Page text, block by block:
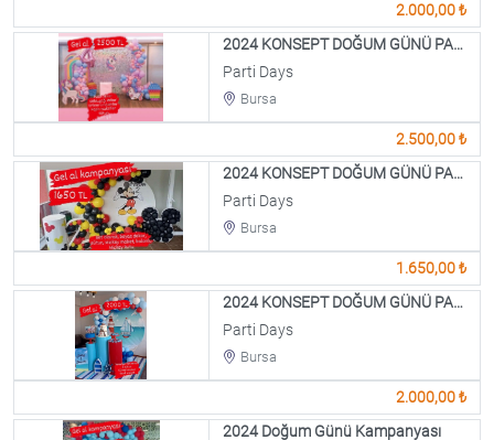
2.000,00 ₺
2024 KONSEPT DOĞUM GÜNÜ PAKETİ
Parti Days
Bursa
2.500,00 ₺
2024 KONSEPT DOĞUM GÜNÜ PAKETİ
Parti Days
Bursa
1.650,00 ₺
2024 KONSEPT DOĞUM GÜNÜ PAKETİ
Parti Days
Bursa
2.000,00 ₺
2024 Doğum Günü Kampanyası